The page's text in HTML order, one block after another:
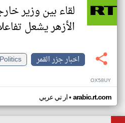
لقاء بين وزير
الأزهر يشعل
اخبار جزر القمر
Politics
OX58UY
ار تي عربي• arabic.rt.com